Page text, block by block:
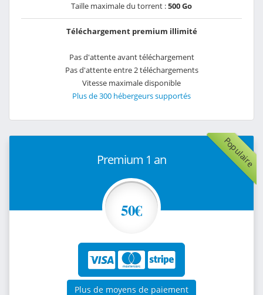
Taille maximale du torrent :500 Go
Téléchargement premium illimité
Pas d'attente avant téléchargement
Pas d'attente entre 2 téléchargements
Vitesse maximale disponible
Plus de 300 hébergeurs supportés
Populaire
Premium 1 an
50€
Plus de moyens de paiement